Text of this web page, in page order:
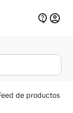
de productos